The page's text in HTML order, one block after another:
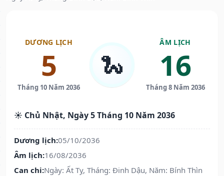
DƯƠNG LỊCH
5
Tháng 10 Năm 2036
🐍
ÂM LỊCH
16
Tháng 8 Năm 2036
☀️ Chủ Nhật, Ngày 5 Tháng 10 Năm 2036
Dương lịch:05/10/2036
Âm lịch:16/08/2036
Can chi:Ngày: Ất Tỵ, Tháng: Đinh Dậu, Năm: Bính Thìn